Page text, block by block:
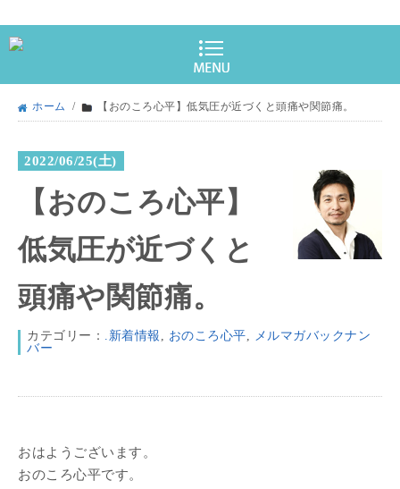
ホーム / 【おのころ心平】低気圧が近づくと頭痛や関節痛。
2022/06/25(土)
【おのころ心平】
低気圧が近づくと
頭痛や関節痛。
カテゴリー： .新着情報 , おのころ心平, メルマガバックナン
バー
おはようございます。
おのころ心平です。